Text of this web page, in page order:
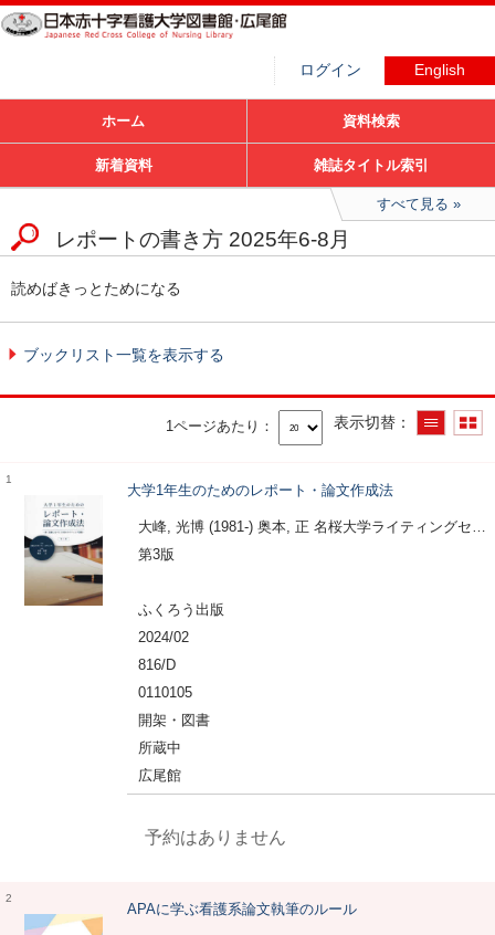
ログイン English
ホーム 資料検索
新着資料 雑誌タイトル索引
すべて見る
レポートの書き方 2025年6-8月
読めばきっとためになる
ブックリスト一覧を表示する
表示切替
1ページあたり
1
大学1年生のためのレポート・論文作成法
大峰, 光博 (1981-) 奥本, 正 名桜大学ライティングセンター
第3版
ふくろう出版
2024/02
816/D
0110105
開架・図書
所蔵中
広尾館
予約はありません
2
APAに学ぶ看護系論文執筆のルール